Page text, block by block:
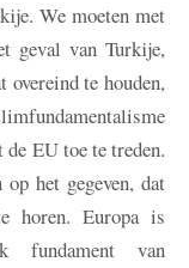
We moeten met
geval van Turkije,
overeind te houden,
EU toe te treden.
het gegeven, dat
horen. Europa is
fundament van